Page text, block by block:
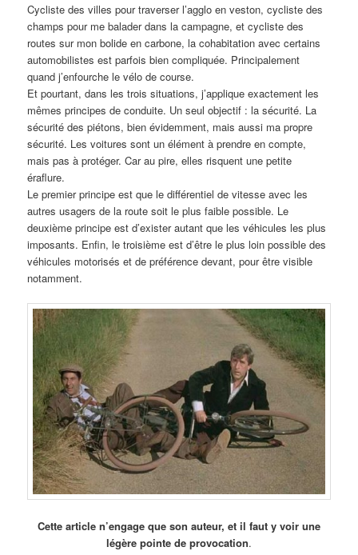
Cycliste des villes pour traverser l’agglo en veston, cycliste des
champs pour me balader dans la campagne, et cycliste des
routes sur mon bolide en carbone, la cohabitation avec certains
automobilistes est parfois bien compliquée. Principalement
quand j’enfourche le vélo de course.
Et pourtant, dans les trois situations, j’applique exactement les
mêmes principes de conduite. Un seul objectif : la sécurité. La
sécurité des piétons, bien évidemment, mais aussi ma propre
sécurité. Les voitures sont un élément à prendre en compte,
mais pas à protéger. Car au pire, elles risquent une petite
éraflure.
Le premier principe est que le différentiel de vitesse avec les
autres usagers de la route soit le plus faible possible. Le
deuxième principe est d’exister autant que les véhicules les plus
imposants. Enfin, le troisième est d’être le plus loin possible des
véhicules motorisés et de préférence devant, pour être visible
notamment.
Cette article n’engage que son auteur, et il faut y voir une
légère pointe de provocation.